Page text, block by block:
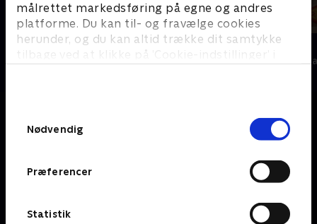
målrettet markedsføring på egne og andres
platforme. Du kan til- og fravælge cookies
herunder, og du kan altid trække dit samtykke
tilbage ved at klikke på ’Cookie-indstillinger’ i
Nødvendig
Præferencer
Statistik
19 News
Nyheder
7 News
Nyheder &